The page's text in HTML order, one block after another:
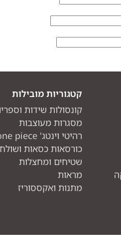
קטגוריות מובילות
קונסולות שידות
מסגרות מעוצבות
רהיטי וינטג' one piece
כורסאות כסאות
שטיחים ומחצלות
מראות
מתנות ואקססוריז